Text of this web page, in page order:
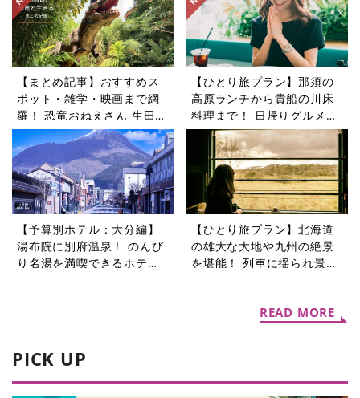
【まとめ記事】おすすめス
ポット・雑学・映画まで網
羅！ 恐竜おねえさん 生田晴
香の恐竜コラム9選
【ひとり旅プラン】那須の
高原ランチから貴船の川床
料理まで！ 日帰りグルメ旅
5選
【予算別ホテル：大分編】
湯布院に別府温泉！ のんび
り名湯を満喫できるホテル5
【ひとり旅プラン】北海道
の雄大な大地や九州の絶景
を堪能！ 列車に揺られ景色
READ MORE
PICK UP